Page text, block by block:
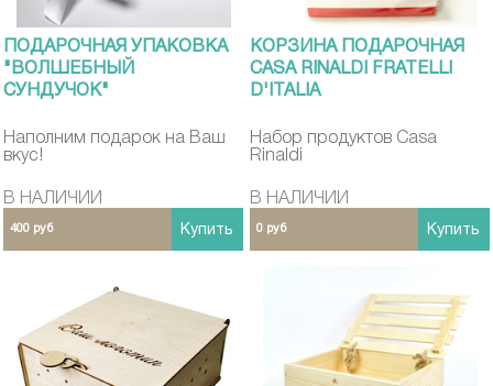
ПОДАРОЧНАЯ УПАКОВКА
"ВОЛШЕБНЫЙ
СУНДУЧОК"
Наполним подарок на Ваш
вкус!
В НАЛИЧИИ
400 руб Купить
КОРЗИНА ПОДАРОЧНАЯ
CASA RINALDI FRATELLI
D'ITALIA
Набор продуктов Casa
Rinaldi
В НАЛИЧИИ
0 руб Купить